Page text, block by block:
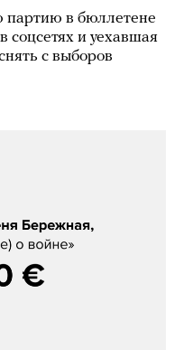
партию в бюллетене
и уехавшая
с выборов
о войне»